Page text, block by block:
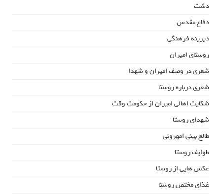
دشت
دفاع مقدس
دیرینه فرهنگی
روستای امیران
شعری در وصف امیران و شهدا
شعری درباره روستا
شکایت اهالی امیران از حکومت وقت
شهدای روستا
طالع بینی امهرونی
طوایف روستا
عکس هایی از روستا
غذای مختص روستا